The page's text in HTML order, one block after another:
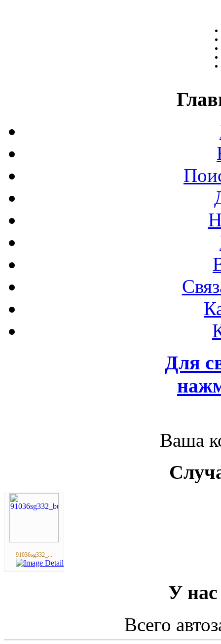
Для
Ваша
91036sg332_...
У
Всего